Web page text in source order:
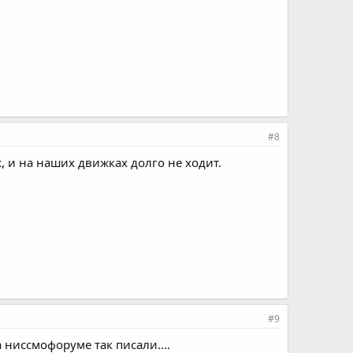
#8
и на наших движках долго не ходит.
#9
так писали....